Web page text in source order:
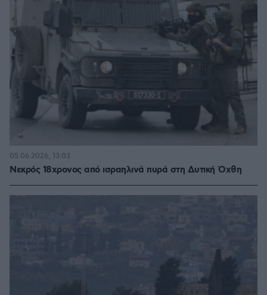
Νεκρός 18χρονος από ισραηλινά πυρά στη Δυτική Όχθη
05.06.2026, 13:03